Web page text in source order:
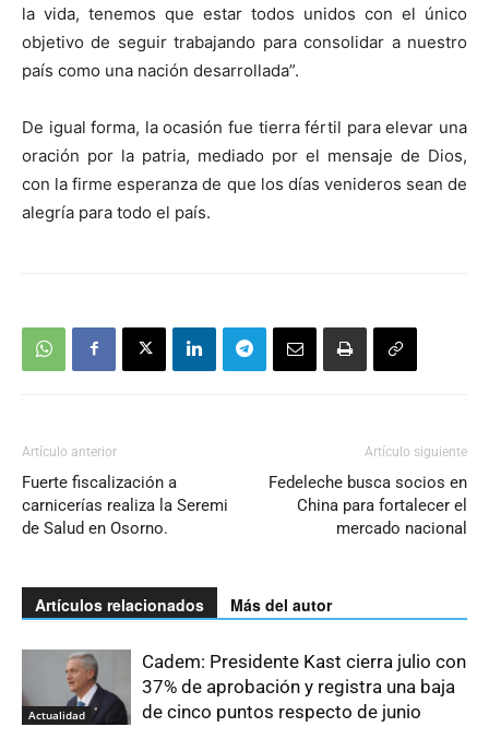
la vida, tenemos que estar todos unidos con el único
objetivo de seguir trabajando para consolidar a nuestro
país como una nación desarrollada”.
De igual forma, la ocasión fue tierra fértil para elevar una
oración por la patria, mediado por el mensaje de Dios,
con la firme esperanza de que los días venideros sean de
alegría para todo el país.
Artículo anterior
Fuerte fiscalización a
carnicerías realiza la Seremi
de Salud en Osorno.
Artículo siguiente
Fedeleche busca socios en
China para fortalecer el
mercado nacional
Artículos relacionados Más del autor
Actualidad
Cadem: Presidente Kast cierra julio con
37% de aprobación y registra una baja
de cinco puntos respecto de junio